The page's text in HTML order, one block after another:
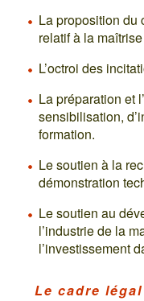
La proposition du
relatif à la
L’octroi des
La préparation et
sensibilisation,
formation.
Le soutien à la
démonstration
Le soutien au
l’industrie de la
l’investissement
Le cadre